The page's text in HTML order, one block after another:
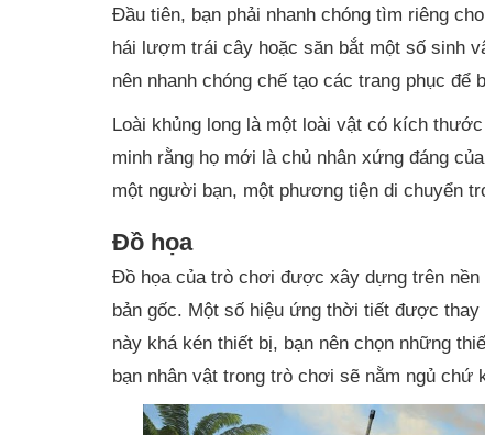
Đầu tiên, bạn phải nhanh chóng tìm riêng
hái lượm trái cây hoặc săn bắt một số sinh
nên nhanh chóng chế tạo các trang phục để
Loài khủng long là một loài vật có kích
minh rằng họ mới là chủ nhân xứng đáng
một người bạn, một phương tiện di chuyển
Đồ họa
Đồ họa của trò chơi được xây dựng trên
bản gốc. Một số hiệu ứng thời tiết được
này khá kén thiết bị, bạn nên chọn những
bạn nhân vật trong trò chơi sẽ nằm ngủ